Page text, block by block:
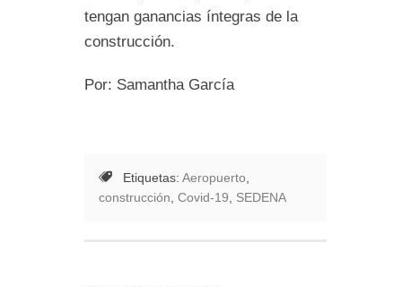
tengan ganancias íntegras de la
construcción.
Por: Samantha García
Etiquetas: Aeropuerto,
construcción, Covid-19, SEDENA